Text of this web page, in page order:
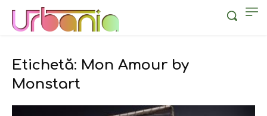
Etichetă: Mon Amour by
Monstart